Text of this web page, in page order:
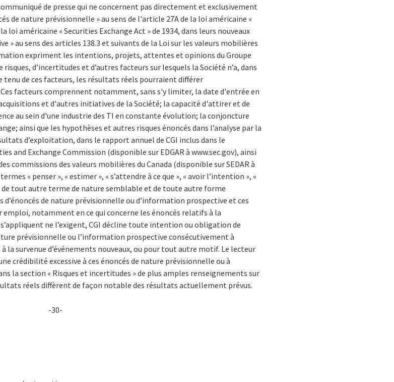
de presse qui ne concernent pas directement et exclusivement
de nature prévisionnelle » au sens de l'article 27A de la loi américaine «
loi américaine « Securities Exchange Act » de 1934, dans leurs nouveaux
au sens des articles 138.3 et suivants de la Loi sur les valeurs mobilières
expriment les intentions, projets, attentes et opinions du Groupe
d’incertitudes et d’autres facteurs sur lesquels la Société n’a, dans
tenu de ces facteurs, les résultats réels pourraient différer
facteurs comprennent notamment, sans s'y limiter, la date d'entrée en
et d'autres initiatives de la Société; la capacité d'attirer et de
au sein d'une industrie des TI en constante évolution; la conjoncture
ainsi que les hypothèses et autres risques énoncés dans l’analyse par la
d’exploitation, dans le rapport annuel de CGI inclus dans le
and Exchange Commission (disponible sur EDGAR à www.sec.gov), ainsi
commissions des valeurs mobilières du Canada (disponible sur SEDAR à
« penser », « estimer », « s’attendre à ce que », « avoir l’intention », «
de tout autre terme de nature semblable et de toute autre forme
d’énoncés de nature prévisionnelle ou d’information prospective et ces
notamment en ce qui concerne les énoncés relatifs à la
ne l’exigent, CGI décline toute intention ou obligation de
prévisionnelle ou l’information prospective consécutivement à
la survenue d’événements nouveaux, ou pour tout autre motif. Le lecteur
crédibilité excessive à ces énoncés de nature prévisionnelle ou à
la section « Risques et incertitudes » de plus amples renseignements sur
réels diffèrent de façon notable des résultats actuellement prévus.
-30-